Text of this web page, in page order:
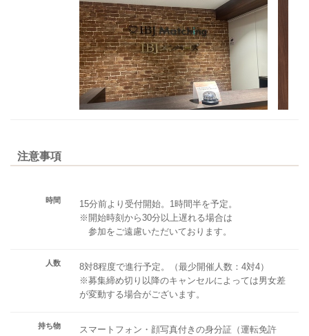
注意事項
時間
15分前より受付開始。1時間半を予定。
※開始時刻から30分以上遅れる場合は
参加をご遠慮いただいております。
人数
8対8程度で進行予定。（最少開催人数：4対4）
※募集締め切り以降のキャンセルによっては男女差
が変動する場合がございます。
持ち物
スマートフォン・顔写真付きの身分証（運転免許